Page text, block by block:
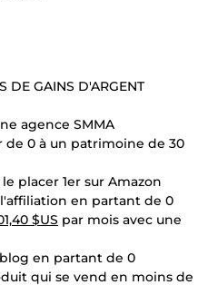
DE GAINS D'ARGENT
agence SMMA
0 à un patrimoine de 30
placer 1er sur Amazon
en partant de 0
$US par mois avec une
en partant de 0
qui se vend en moins de